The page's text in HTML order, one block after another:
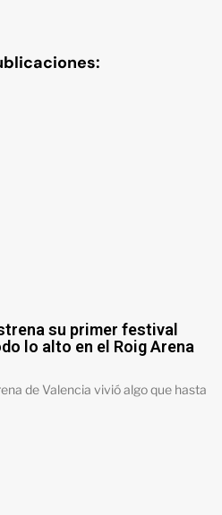
su primer festival
lo alto en el Roig Arena
de Valencia vivió algo que hasta